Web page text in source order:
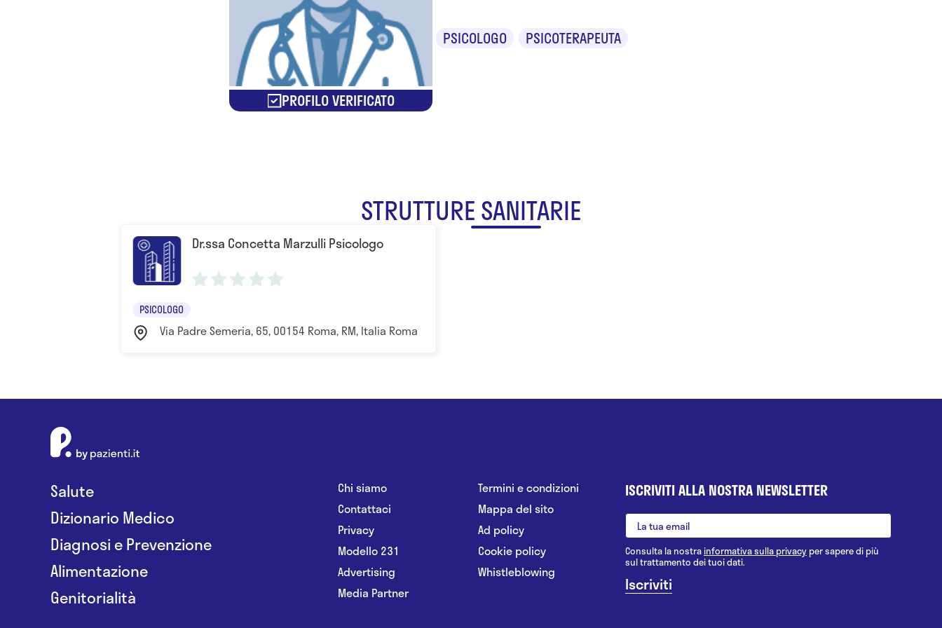
PROFILO VERIFICATO
PSICOLOGO PSICOTERAPEUTA
STRUTTURE SANITARIE
Dr.ssa Concetta Marzulli Psicologo
PSICOLOGO
Via Padre Semeria, 65, 00154 Roma, RM, Italia Roma
Salute
Dizionario Medico
Diagnosi e Prevenzione
Alimentazione
Genitorialità
Chi siamo
Contattaci
Privacy
Modello 231
Advertising
Media Partner
Termini e condizioni
Mappa del sito
Ad policy
Cookie policy
Whistleblowing
ISCRIVITI ALLA NOSTRA NEWSLETTER
Consulta la nostrainformativa sulla privacy per sapere di più
sul trattamento dei tuoi dati.